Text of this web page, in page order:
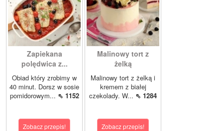
Zapiekana
polędwica z...
Obiad który zrobimy w
40 minut. Dorsz w sosie
pomidorowym... ⇖ 1152
Zobacz przepis!
Malinowy tort z
żelką
Malinowy tort z żelką i
kremem z białej
czekolady. W... ⇖ 1284
Zobacz przepis!